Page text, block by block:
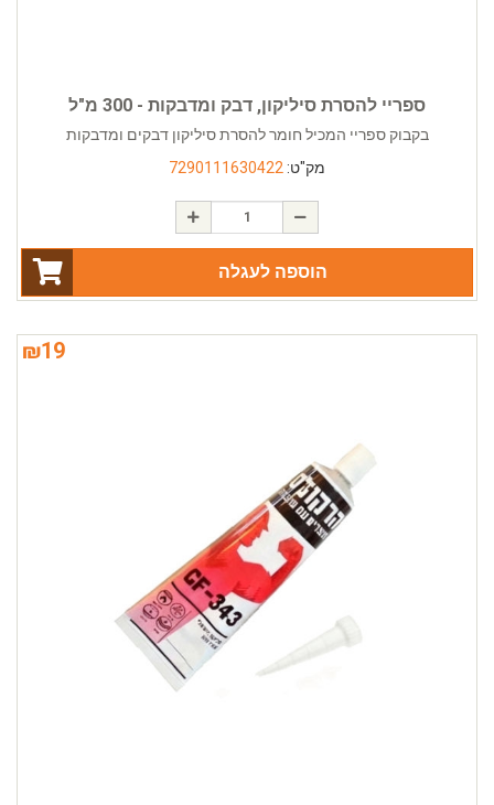
ספריי להסרת סיליקון, דבק ומדבקות - 300 מ"ל
בקבוק ספריי המכיל חומר להסרת סיליקון דבקים ומדבקות
מק"ט: 7290111630422
הוספה לעגלה
₪19